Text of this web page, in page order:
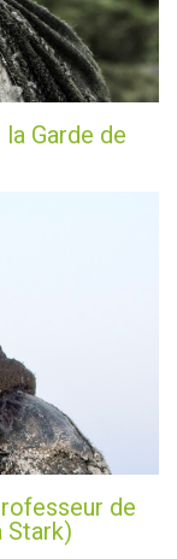
Garde de
de
Stark)